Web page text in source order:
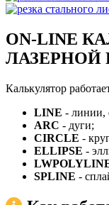
ON-LINE
ЛАЗЕРНОЙ
Калькулятор
LINE - линии,
ARC - дуги;
CIRCLE -
ELLIPSE -
SPLINE -